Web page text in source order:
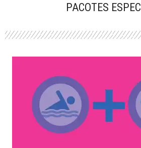
PACOTES